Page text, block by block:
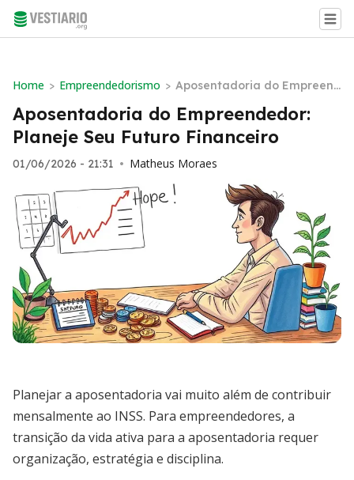
Home > Empreendedorismo > Aposentadoria do Empreend
edor: Planeje Seu Futuro Fin
anceiro
Aposentadoria do Empreendedor:
Planeje Seu Futuro Financeiro
01/06/2026 - 21:31 • Matheus Moraes
Planejar a aposentadoria vai muito além de contribuir
mensalmente ao INSS. Para empreendedores, a
transição da vida ativa para a aposentadoria requer
organização, estratégia e disciplina.